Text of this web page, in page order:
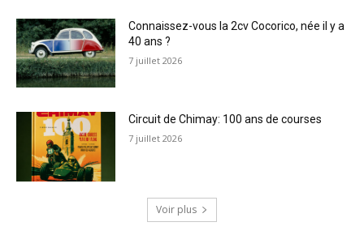
Connaissez-vous la 2cv Cocorico, née il y a
40 ans ?
7 juillet 2026
Circuit de Chimay: 100 ans de courses
7 juillet 2026
Voir plus